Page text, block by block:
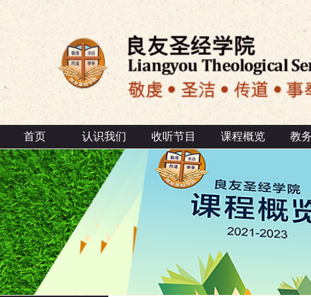
首页 认识我们 收听节目 课程概览 教